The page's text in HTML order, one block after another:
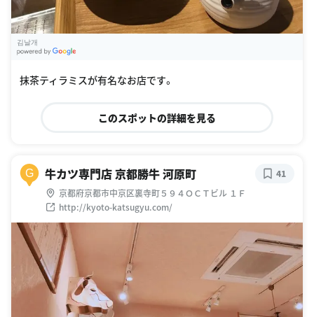
김날개
抹茶ティラミスが有名なお店です。
このスポットの詳細を見る
G 牛カツ専門店 京都勝牛 河原町
京都府京都市中京区裏寺町５９４ＯＣＴビル １Ｆ
http://kyoto-katsugyu.com/
41